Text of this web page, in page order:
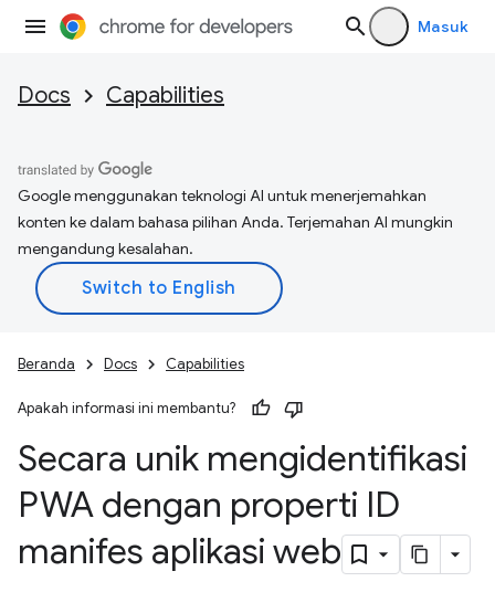
Masuk
Docs Capabilities
Google menggunakan teknologi AI untuk menerjemahkan
konten ke dalam bahasa pilihan Anda. Terjemahan AI mungkin
mengandung kesalahan.
Beranda Docs Capabilities
Apakah informasi ini membantu?
Secara unik mengidentifikasi
PWA dengan properti ID
manifes aplikasi web